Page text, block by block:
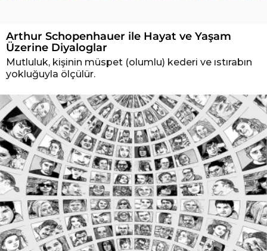
Arthur Schopenhauer ile Hayat ve Yaşam
Üzerine Diyaloglar
Mutluluk, kişinin müspet (olumlu) kederi ve ıstırabın
yokluğuyla ölçülür.